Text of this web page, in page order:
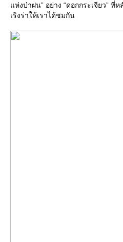
ห่งป่าฝน” อย่าง “ดอกกระเจียว” ที่
เริงร่าให้เราได้ชมกัน